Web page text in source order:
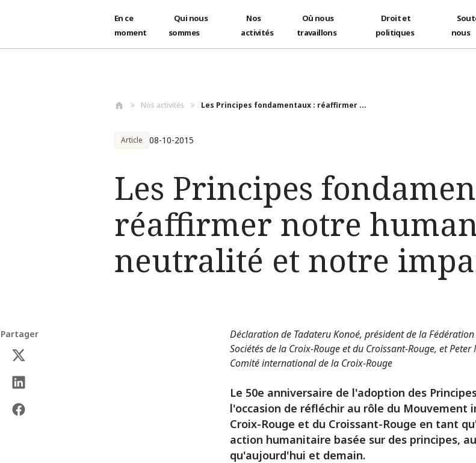
En ce
moment
Qui nous
sommes
Nos
activités
Où nous
travaillons
Droit et
politiques
nous
Nos activités Les Principes fondamentaux : réaffirmer ...
Article 08-10-2015
Les Principes
réaffirmer notre
neutralité et notre
Partager
Déclaration de Tadateru Konoé, président de la
Sociétés de la Croix-Rouge et du Croissant-Rouge, et
Comité international de la Croix-Rouge
Le 50e anniversaire de l'adoption des
l'occasion de réfléchir au rôle du Mouvement
Croix-Rouge et du Croissant-Rouge en tant
action humanitaire basée sur des principes,
qu'aujourd'hui et demain.